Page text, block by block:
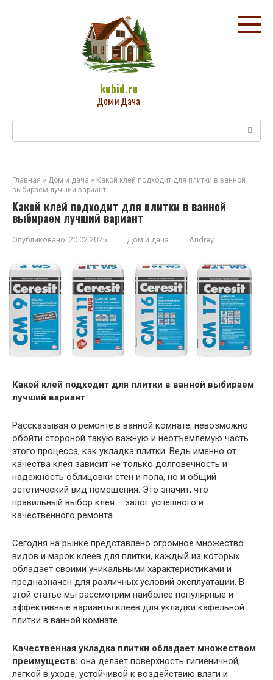
kubid.ru
Дом и Дача
Главная » Дом и дача » Какой клей подходит для плитки в ванной
выбираем лучший вариант
Какой клей подходит для плитки в ванной
выбираем лучший вариант
Опубликовано: 20.02.2025 Дом и дача Andrey
Какой клей подходит для плитки в ванной выбираем
лучший вариант
Рассказывая о ремонте в ванной комнате, невозможно
обойти стороной такую важную и неотъемлемую часть
этого процесса, как укладка плитки. Ведь именно от
качества клея зависит не только долговечность и
надежность облицовки стен и пола, но и общий
эстетический вид помещения. Это значит, что
правильный выбор клея – залог успешного и
качественного ремонта.
Сегодня на рынке представлено огромное множество
видов и марок клеев для плитки, каждый из которых
обладает своими уникальными характеристиками и
предназначен для различных условий эксплуатации. В
этой статье мы рассмотрим наиболее популярные и
эффективные варианты клеев для укладки кафельной
плитки в ванной комнате.
Качественная укладка плитки обладает множеством
преимуществ: она делает поверхность гигиеничной,
легкой в уходе, устойчивой к воздействию влаги и